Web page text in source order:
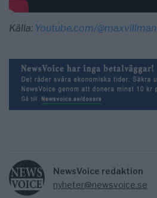
Källa: Youtube.com/@maxvillman
NewsVoice redaktion
nyheter@newsvoice.se